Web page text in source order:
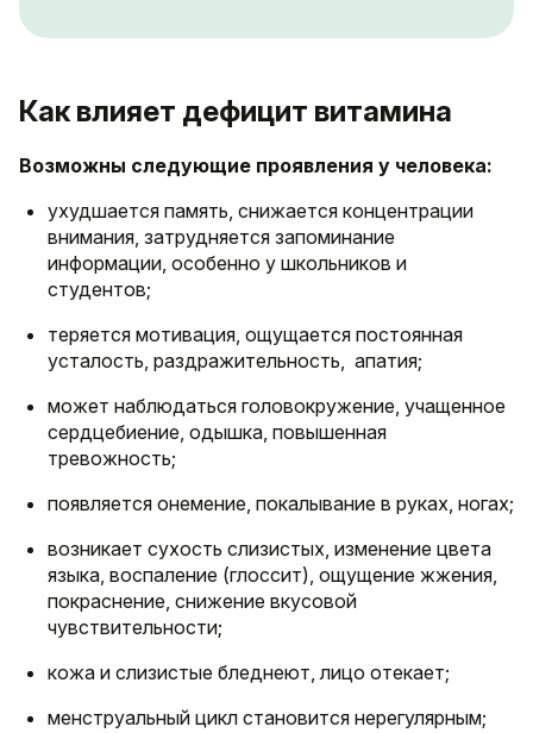
Как влияет дефицит витамина
Возможны следующие проявления у человека:
ухудшается память, снижается концентрации
внимания, затрудняется запоминание
информации, особенно у школьников и
студентов;
теряется мотивация, ощущается постоянная
усталость, раздражительность, апатия;
может наблюдаться головокружение, учащенное
сердцебиение, одышка, повышенная
тревожность;
появляется онемение, покалывание в руках, ногах;
возникает сухость слизистых, изменение цвета
языка, воспаление (глоссит), ощущение жжения,
покраснение, снижение вкусовой
чувствительности;
кожа и слизистые бледнеют, лицо отекает;
менструальный цикл становится нерегулярным;